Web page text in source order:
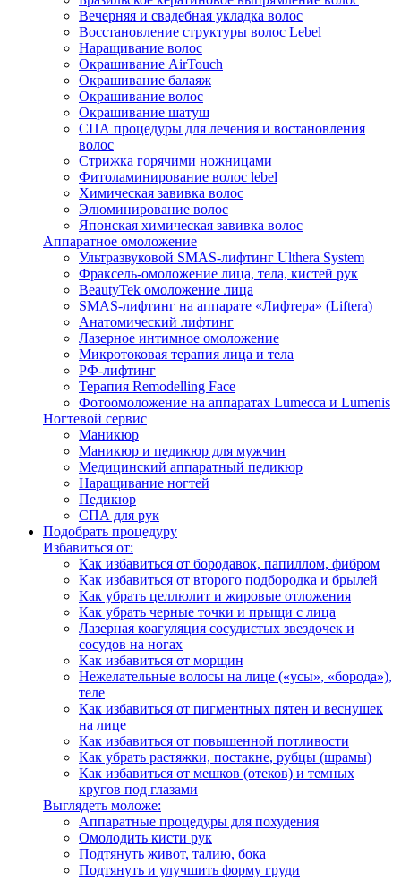
Вечерняя и свадебная укладка волос
Восстановление структуры волос Lebel
Наращивание волос
Окрашивание AirTouch
Окрашивание балаяж
Окрашивание волос
Окрашивание шатуш
СПА процедуры для лечения и востановления
волос
Стрижка горячими ножницами
Фитоламинирование волос lebel
Химическая завивка волос
Элюминирование волос
Японская химическая завивка волос
Аппаратное омоложение
Ультразвуковой SMAS-лифтинг Ulthera System
Фраксель-омоложение лица, тела, кистей рук
BeautyTek омоложение лица
SMAS-лифтинг на аппарате «Лифтера» (Liftera)
Анатомический лифтинг
Лазерное интимное омоложение
Микротоковая терапия лица и тела
РФ-лифтинг
Терапия Remodelling Face
Фотоомоложение на аппаратах Lumecca и Lumenis
Ногтевой сервис
Маникюр
Маникюр и педикюр для мужчин
Медицинский аппаратный педикюр
Наращивание ногтей
Педикюр
СПА для рук
Подобрать процедуру
Избавиться от:
Как избавиться от бородавок, папиллом, фибром
Как избавиться от второго подбородка и брылей
Как убрать целлюлит и жировые отложения
Как убрать черные точки и прыщи с лица
Лазерная коагуляция сосудистых звездочек и
сосудов на ногах
Как избавиться от морщин
Нежелательные волосы на лице («усы», «борода»),
теле
Как избавиться от пигментных пятен и веснушек
на лице
Как избавиться от повышенной потливости
Как убрать растяжки, постакне, рубцы (шрамы)
Как избавиться от мешков (отеков) и темных
кругов под глазами
Выглядеть моложе:
Аппаратные процедуры для похудения
Омолодить кисти рук
Подтянуть живот, талию, бока
Подтянуть и улучшить форму груди